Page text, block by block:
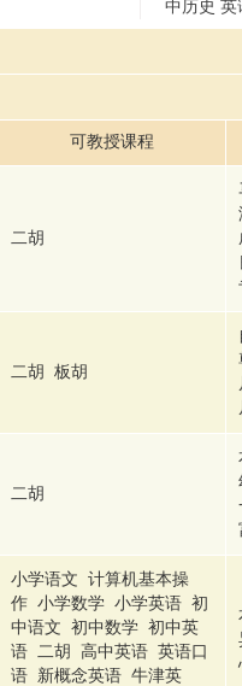
中历史 英
可教授课程
二胡
二胡 板胡
二胡
小学语文 计算机基本操
作 小学数学 小学英语 初
中语文 初中数学 初中英
语 二胡 高中英语 英语口
语 新概念英语 牛津英